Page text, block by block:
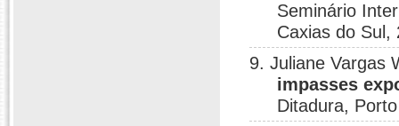
Seminário
Caxias do Sul,
9. Juliane Vargas
impasses
Ditadura,